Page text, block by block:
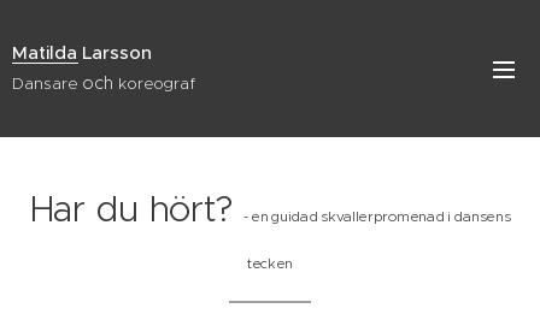
Matilda Larsson
Dansare och koreograf
Har du hört? - en guidad skvallerpromenad i dansens
tecken